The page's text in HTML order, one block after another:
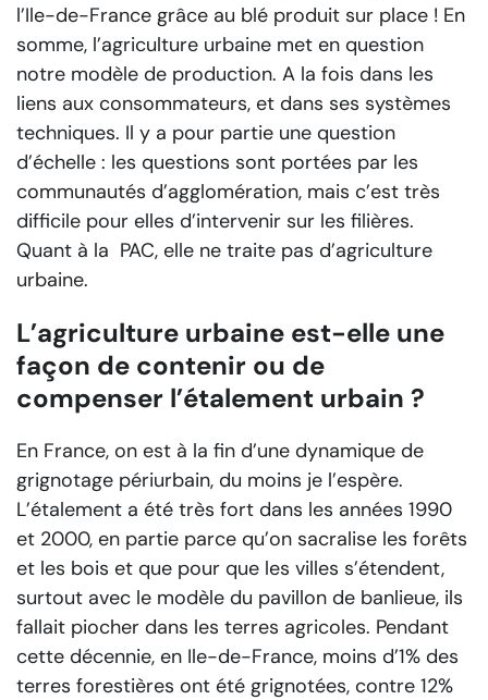
l’Ile-de-France grâce au blé produit sur place ! En
somme, l’agriculture urbaine met en question
notre modèle de production. A la fois dans les
liens aux consommateurs, et dans ses systèmes
techniques. Il y a pour partie une question
d’échelle : les questions sont portées par les
communautés d’agglomération, mais c’est très
difficile pour elles d’intervenir sur les filières.
Quant à la PAC, elle ne traite pas d’agriculture
urbaine.
L’agriculture urbaine est-elle une
façon de contenir ou de
compenser l’étalement urbain ?
En France, on est à la fin d’une dynamique de
grignotage périurbain, du moins je l’espère.
L’étalement a été très fort dans les années 1990
et 2000, en partie parce qu’on sacralise les forêts
et les bois et que pour que les villes s’étendent,
surtout avec le modèle du pavillon de banlieue, ils
fallait piocher dans les terres agricoles. Pendant
cette décennie, en Ile-de-France, moins d’1% des
terres forestières ont été grignotées, contre 12%